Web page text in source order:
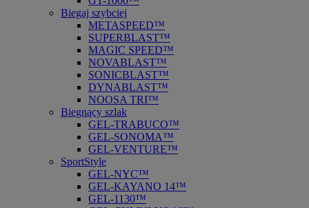
Biegaj szybciej
METASPEED™
SUPERBLAST™
MAGIC SPEED™
NOVABLAST™
SONICBLAST™
DYNABLAST™
NOOSA TRI™
Biegnący szlak
GEL-TRABUCO™
GEL-SONOMA™
GEL-VENTURE™
SportStyle
GEL-NYC™
GEL-KAYANO 14™
GEL-1130™